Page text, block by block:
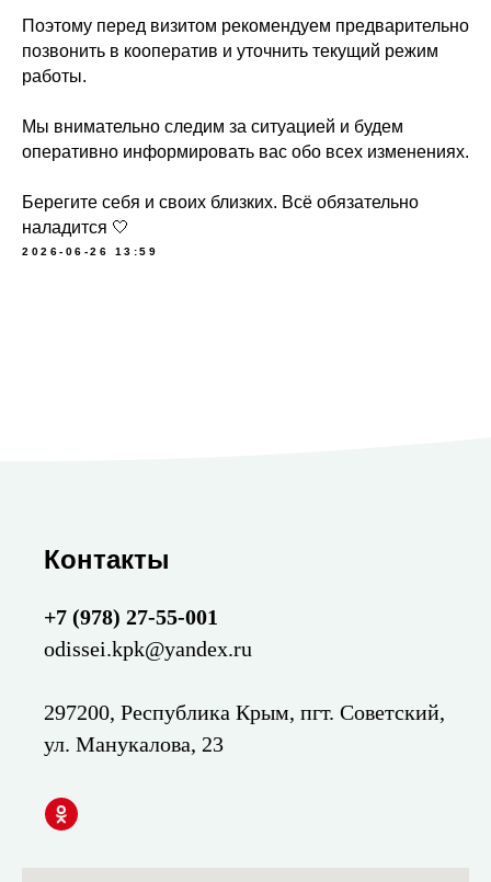
Поэтому перед визитом рекомендуем предварительно
позвонить в кооператив и уточнить текущий режим
работы.
Мы внимательно следим за ситуацией и будем
оперативно информировать вас обо всех изменениях.
Берегите себя и своих близких. Всё обязательно
наладится 🤍
2026-06-26 13:59
Контакты
+7 (978) 27-55-001
odissei.kpk@yandex.ru
297200, Республика Крым, пгт. Советский,
ул. Манукалова, 23